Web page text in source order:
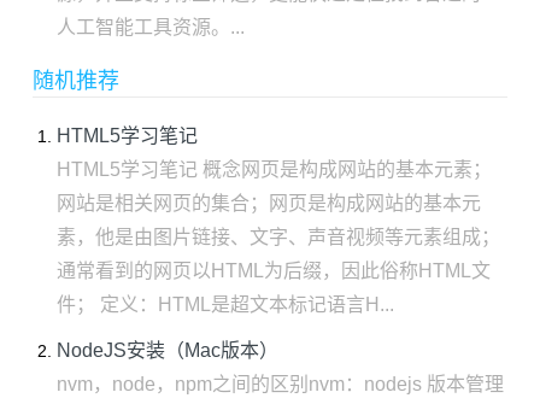
人工智能工具资源。...
随机推荐
HTML5学习笔记
HTML5学习笔记 概念网页是构成网站的基本元素；
网站是相关网页的集合；网页是构成网站的基本元
素，他是由图片链接、文字、声音视频等元素组成；
通常看到的网页以HTML为后缀，因此俗称HTML文
件； 定义：HTML是超文本标记语言H...
NodeJS安装（Mac版本）
nvm，node，npm之间的区别nvm：nodejs 版本管理